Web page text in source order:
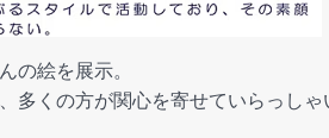
の絵を展示。
多くの方が関心を寄せていらっしゃ